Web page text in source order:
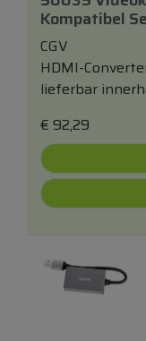
Kompatibel
CGV
HDMI-
lieferbar
€ 92,29